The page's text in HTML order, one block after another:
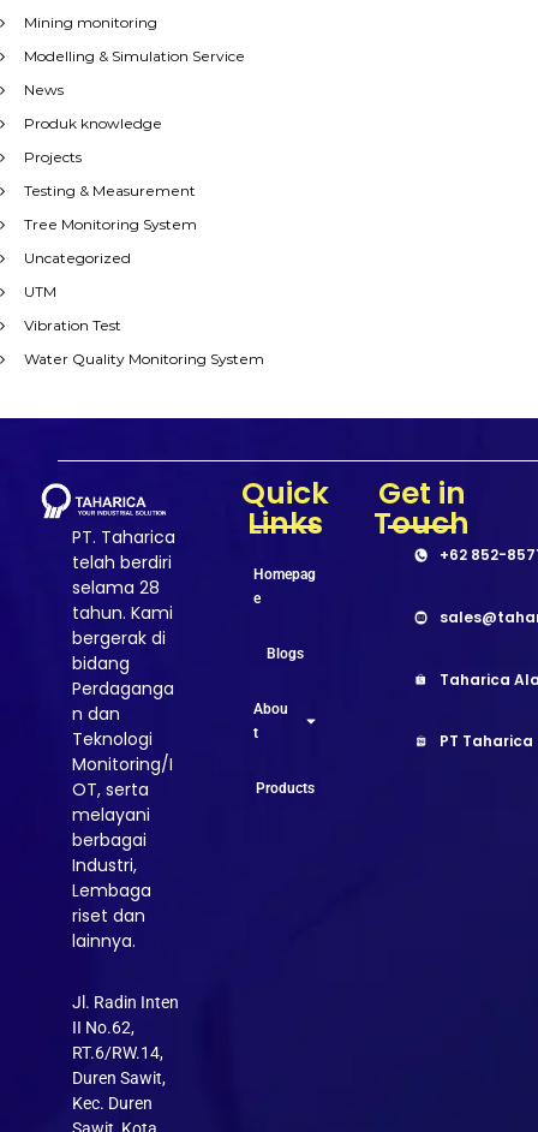
Mining monitoring
Modelling & Simulation Service
News
Produk knowledge
Projects
Testing & Measurement
Tree Monitoring System
Uncategorized
UTM
Vibration Test
Water Quality Monitoring System
PT. Taharica
telah berdiri
selama 28
tahun. Kami
bergerak di
bidang
Perdaganga
n dan
Teknologi
Monitoring/I
OT, serta
melayani
berbagai
Industri,
Lembaga
riset dan
lainnya.
Jl. Radin Inten
II No.62,
RT.6/RW.14,
Duren Sawit,
Kec. Duren
Sawit, Kota
Quick
Links
Homepag
e
Blogs
Abou
t
Products
Get in
Touch
+62 852-
Taharica
PT Taharica